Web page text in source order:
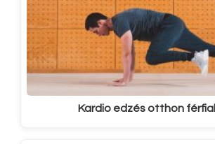
Kardio edzés otthon